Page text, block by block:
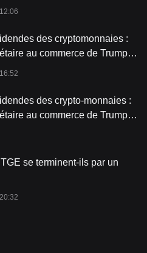
user-friendly de la finance
un fan de manga ou un avide
numérique qui est à la fois
avancé.
des cryptomonnaies :
au commerce de Trump
dollars par an ?
des crypto-monnaies :
au commerce de Trump
dollars par an ?
se terminent-ils par un